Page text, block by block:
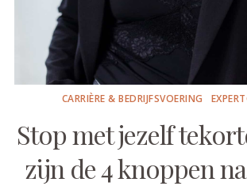
CARRIÈRE & BEDRIJFSVOERING
Stop met jezelf
zijn de 4 knoppen